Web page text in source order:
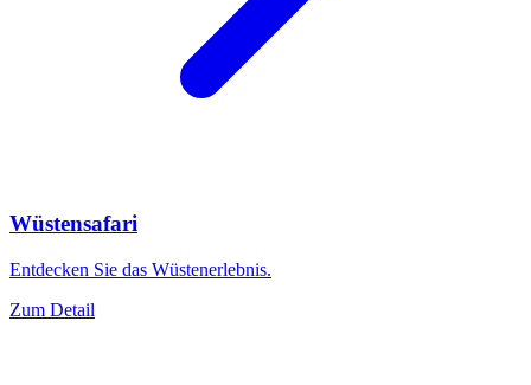
Wüstensafari
Entdecken Sie das Wüstenerlebnis.
Zum Detail